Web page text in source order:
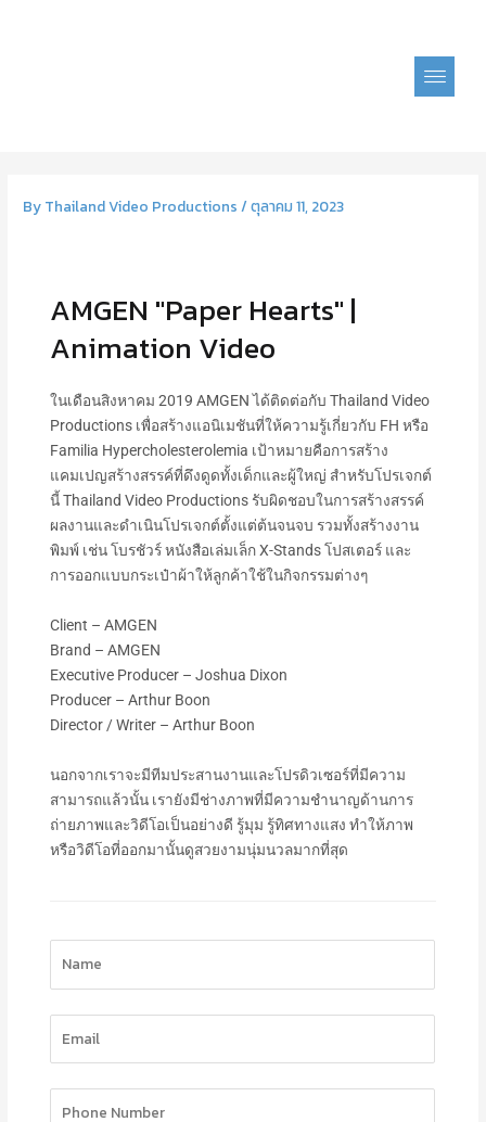
By Thailand Video Productions/ตุลาคม 11, 2023
AMGEN "Paper Hearts" |
Animation Video
ในเดือนสิงหาคม 2019 AMGEN ได้ติดต่อกับ Thailand Video
Productions เพื่อสร้างแอนิเมชันที่ให้ความรู้เกี่ยวกับ FH หรือ
Familia Hypercholesterolemia เป้าหมายคือการสร้าง
แคมเปญสร้างสรรค์ที่ดึงดูดทั้งเด็กและผู้ใหญ่ สำหรับโปรเจกต์
นี้ Thailand Video Productions รับผิดชอบในการสร้างสรรค์
ผลงานและดำเนินโปรเจกต์ตั้งแต่ต้นจนจบ รวมทั้งสร้างงาน
พิมพ์ เช่น โบรชัวร์ หนังสือเล่มเล็ก X-Stands โปสเตอร์ และ
การออกแบบกระเป๋าผ้าให้ลูกค้าใช้ในกิจกรรมต่างๆ
Client – AMGEN
Brand – AMGEN
Executive Producer – Joshua Dixon
Producer – Arthur Boon
Director / Writer – Arthur Boon
นอกจากเราจะมีทีมประสานงานและโปรดิวเซอร์ที่มีความ
สามารถแล้วนั้น เรายังมีช่างภาพที่มีความชำนาญด้านการ
ถ่ายภาพและวิดีโอเป็นอย่างดี รู้มุม รู้ทิศทางแสง ทำให้ภาพ
หรือวิดีโอที่ออกมานั้นดูสวยงามนุ่มนวลมากที่สุด